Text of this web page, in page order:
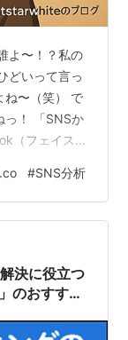
よ〜！？私の
どいって言っ
ね〜（笑） で
っ！ 「SNSか
（フェイスブ
ゃうよ！これ
か一目瞭然だ
！
ワイト翁：
横文字の名前
#SNS分析
決に役立つ
のおすすめ